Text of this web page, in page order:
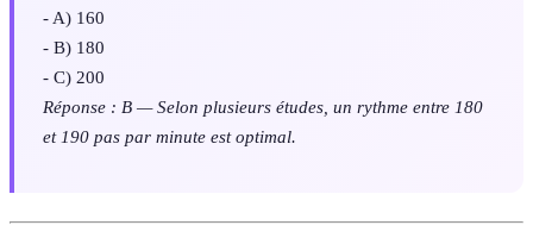
- A) 160
- B) 180
- C) 200
Réponse : B — Selon plusieurs études, un rythme entre 180
et 190 pas par minute est optimal.